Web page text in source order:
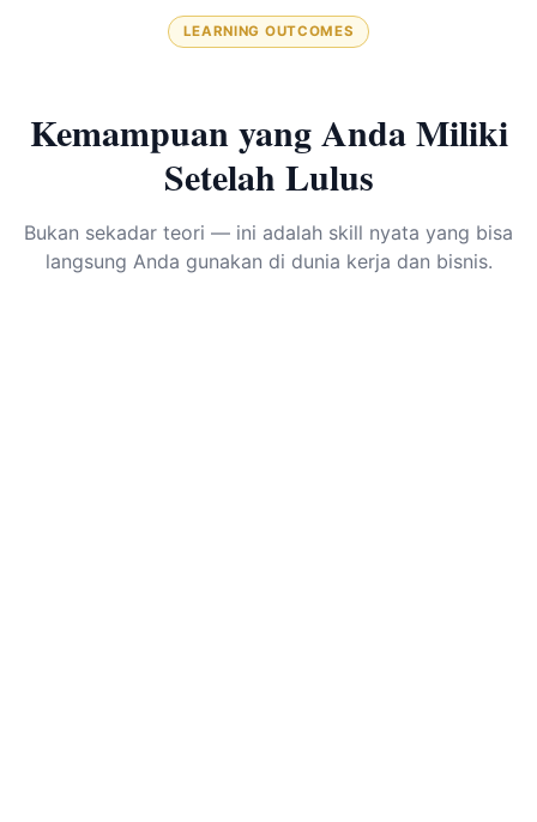
LEARNING OUTCOMES
Kemampuan yang Anda Miliki
Setelah Lulus
Bukan sekadar teori — ini adalah skill nyata yang bisa
langsung Anda gunakan di dunia kerja dan bisnis.